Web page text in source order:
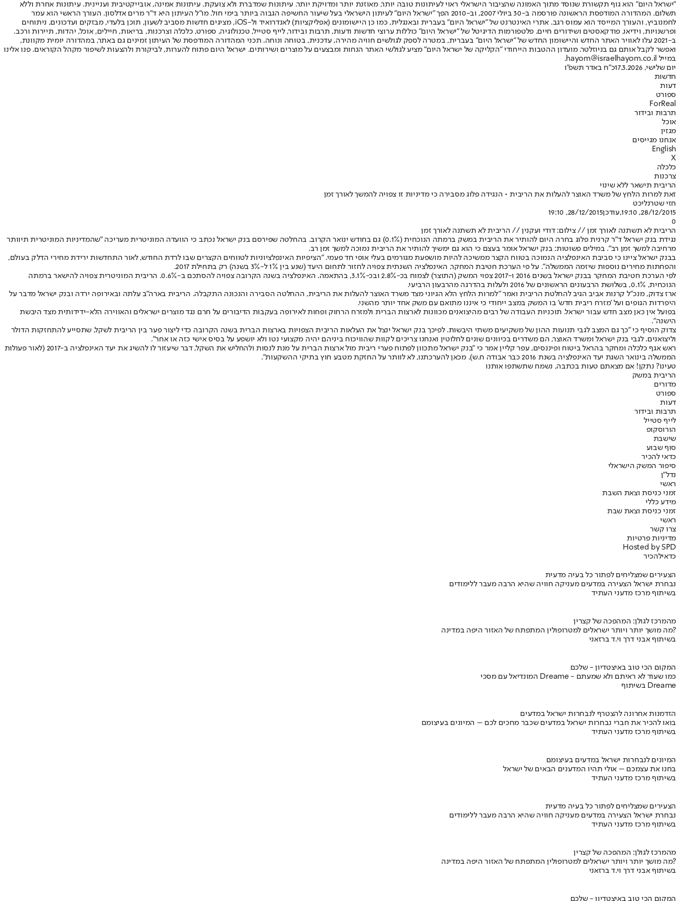
"ישראל היום" הוא גוף תקשורת שנוסד מתוך האמונה שהציבור הישראלי ראוי לעיתונות טובה יותר, מאוזנת יותר ומדויקת יותר. עיתונות שמדברת ולא צועקת. עיתונות אמינה, אובייקטיבית ועניינית. עיתונות אחרת וללא
תשלום. המהדורה המודפסת הראשונה פורסמה ב-30 ביולי 2007, וב-2010 הפך "ישראל היום" לעיתון הישראלי בעל שיעור החשיפה הגבוה ביותר בימי חול. מו"ל העיתון היא ד"ר מרים אדלסון. העורך הראשי הוא עמר
לחמנוביץ, והעורך המייסד הוא עמוס רגב. אתרי האינטרנט של "ישראל היום" בעברית ובאנגלית, כמו כן היישומונים (אפליקציות) לאנדרואיד ול-iOS, מציגים חדשות מסביב לשעון, תוכן בלעדי, מבזקים ועדכונים, ניתוחים
ופרשנויות, וידיאו, פודקאסטים ושידורים חיים. פלטפורמות הדיגיטל של "ישראל היום" כוללות ערוצי חדשות ודעות, תרבות ובידור, לייף סטייל, טכנולוגיה, ספורט, כלכלה וצרכנות, בריאות, חיילים, אוכל, יהדות, תיירות ורכב.
ב-2021 עלו לאוויר האתר החדש והיישומון החדש של "ישראל היום" בעברית, במטרה לספק לגולשים חוויה מהירה, עדכנית, בטוחה ונוחה. תכני המהדורה המודפסת של העיתון זמינים גם באתר, במהדורה יומית מקוונת,
ואפשר לקבל אותם גם בניוזלטר. מועדון ההטבות הייחודי "הקליקה של ישראל היום" מציע לגולשי האתר הנחות ומבצעים על מוצרים ושירותים. ישראל היום פתוח להערות, לביקורת ולהצעות לשיפור מקהל הקוראים. פנו אלינו
במייל hayom@israelhayom.co.il.
יום שלישי, 17.3.2026
כ"ח באדר תשפ"ו
חדשות
דעות
ספורט
ForReal
תרבות ובידור
אוכל
מגזין
אנחנו מגייסים
English
X
כלכלה
צרכנות
הריבית תישאר ללא שינוי
זאת למרות הלחץ של משרד האוצר להעלות את הריבית • הנגידה פלוג מסבירה כי מדיניות זו צפויה להמשך לאורך זמן
חזי שטרנליכט
28/12/2015, 19:10
,עודכן28/12/2015, 19:10
0
הריבית לא תשתנה לאורך זמן // צילום: דודי ועקנין // הריבית לא תשתנה לאורך זמן
נגידת בנק ישראל ד"ר קרנית פלוג בחרה היום להותיר את הריבית במשק ברמתה הנוכחית (0.1%) גם בחודש ינואר הקרוב. בהחלטה שפירסם בנק ישראל נכתב כי הוועדה המוניטרית מעריכה "שהמדיניות המוניטרית תיוותר
מרחיבה למשך זמן רב". במילים פשוטות: בנק ישראל אומר בעצם כי הוא גם ימשיך להותיר את הריבית נמוכה למשך זמן רב.
בבנק ישראל ציינו כי סביבת האינפלציה הנמוכה בטווח הקצר ממשיכה להיות מושפעת מגורמים בעלי אופי חד פעמי. "הציפיות האינפלציוניות לטווחים הקצרים שבו לרדת החודש, לאור התחדשות ירידת מחירי הדלק בעולם,
והפחתות מחירים נוספות שיזמה הממשלה". על פי הערכת חטיבת המחקר, האינפלציה השנתית צפויה לחזור לתחום היעד (שנע בין 1% ל-3% בשנה) רק בתחילת 2017.
לפי הערכת חטיבת המחקר בבנק ישראל בשנים 2016 ו-2017 צפוי המשק (התוצר) לצמוח בכ-2.8% ובכ-3.1%, בהתאמה. האינפלציה בשנה הקרובה צפויה להסתכם ב-0.6%. הריבית המוניטרית צפויה להישאר ברמתה
הנוכחית, 0.1%, בשלושת הרבעונים הראשונים של 2016 ולעלות בהדרגה מהרבעון הרביעי.
ארז צדוק, מנכ"ל קרנות אביב הגיב להחלטת הריבית ואמר "למרות הלחץ הלא הגיוני מצד משרד האוצר להעלות את הריבית, ההחלטה הסבירה והנכונה התקבלה. הריבית בארה"ב עלתה ובאירופה ירדה ובנק ישראל מדבר על
היפרדות הגופים ועל 'מזרח ריבית חדש' בו המשק במצב ייחודי כי איננו מתואם עם משק אחד יותר מהשני.
בפועל אין כאן מצב חדש עבור ישראל. תוכניות העבודה של רבים מהיצואנים מכוונות לארצות הברית ולמזרח הרחוק ופחות לאירופה בעקבות הדיבורים על חרם נגד מוצרים ישראלים והאווירה הלא-ידידותית מצד היבשת
הישנה".
צדוק הוסיף כי "כך גם המצב לגבי תנועות ההון של משקיעים משתי היבשות. לפיכך בנק ישראל ינצל את העלאות הריבית הצפויות בארצות הברית בשנה הקרובה כדי ליצור פער בין הריבית לשקל, שתסייע להתחזקות הדולר
וליצואנים. לגבי בנק ישראל ומשרד האוצר, הם משדרים בכיוונים שונים לחלוטין ואנחנו צריכים לקוות שהוויכוח ביניהם יהיה מקצועי נטו ולא יושפע על בסיס אישי כזה או אחר".
ראש אגף כלכלה ומחקר בהראל ביטוח ופיננסים, עפר קליין אמר כי "בנק ישראל מתכוון לפתוח פערי ריבית מול ארצות הברית על מנת לנסות ולהחליש את השקל, דבר שיעזור לו להשיג את יעד האינפלציה ב-2017 (לאור פעולות
הממשלה בינואר השגת יעד האינפלציה בשנת 2016 כבר אבודה ח.ש). מכאן להערכתנו, לא לוותר על החזקת מטבע חוץ בתיקי ההשקעות".
טעינו? נתקן! אם מצאתם טעות בכתבה, נשמח שתשתפו אותנו
הריבית במשק
מדורים
ספורט
דעות
תרבות ובידור
לייף סטייל
הורוסקופ
שישבת
סוף שבוע
כדאי להכיר
סיפור המשק הישראלי
נדל"ן
ראשי
זמני כניסת וצאת השבת
מידע כללי
זמני כניסת וצאת שבת
ראשי
צרו קשר
מדיניות פרטיות
Hosted by SPD
כדאילהכיר
הצעירים שמצליחים לפתור כל בעיה מדעית
נבחרת ישראל הצעירה במדעים מעניקה חוויה שהיא הרבה מעבר ללימודים
בשיתוף מרכז מדעני העתיד
מהמרכז לגולן: המהפכה של קצרין
מה מושך יותר ויותר ישראלים למטרופולין המתפתח של האזור היפה במדינה?
בשיתוף אבני דרך וי.ד ברזאני
המקום הכי טוב באיצטדיון - שלכם
המונדיאל עם מסכי Dreame - כמו שעוד לא ראיתם ולא שמעתם
בשיתוף Dreame
הזדמנות אחרונה להצטרף לנבחרות ישראל במדעים
בואו להכיר את חברי נבחרות ישראל במדעים שכבר מחכים לכם – המיונים בעיצומם
בשיתוף מרכז מדעני העתיד
המיונים לנבחרות ישראל במדעים בעיצומם
בחנו את עצמכם – אולי תהיו המדענים הבאים של ישראל
בשיתוף מרכז מדעני העתיד
הצעירים שמצליחים לפתור כל בעיה מדעית
נבחרת ישראל הצעירה במדעים מעניקה חוויה שהיא הרבה מעבר ללימודים
בשיתוף מרכז מדעני העתיד
מהמרכז לגולן: המהפכה של קצרין
מה מושך יותר ויותר ישראלים למטרופולין המתפתח של האזור היפה במדינה?
בשיתוף אבני דרך וי.ד ברזאני
המקום הכי טוב באיצטדיון - שלכם